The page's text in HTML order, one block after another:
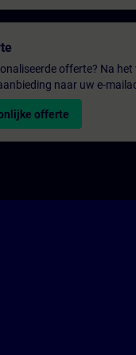
offerte? Na
naar uw e-
offerte